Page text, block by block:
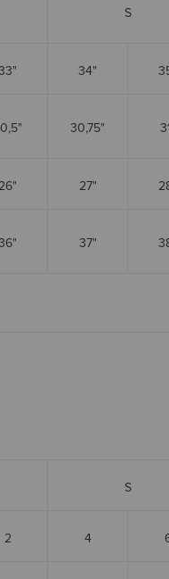
S
34"
30,75"
27"
37"
S
2 4